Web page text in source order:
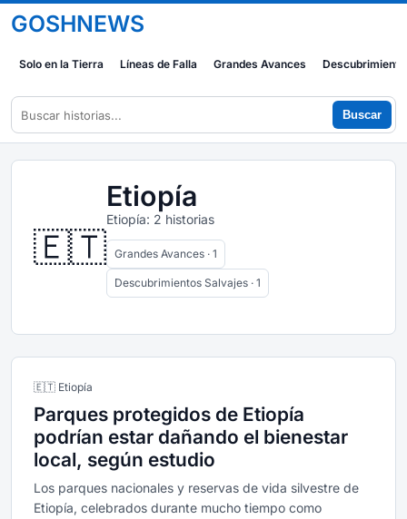
GOSHNEWS
Solo en la Tierra Líneas de Falla Grandes Avances
Buscar
🇪🇹
Etiopía
Etiopía: 2 historias
Grandes Avances · 1
Descubrimientos Salvajes · 1
🇪🇹 Etiopía
Parques protegidos de Etiopía
podrían estar dañando el bienestar
local, según estudio
Los parques nacionales y reservas de vida silvestre de
Etiopía, celebrados durante mucho tiempo como